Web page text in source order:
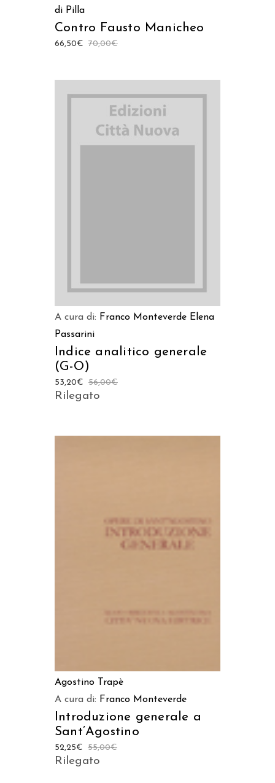
di Pilla
Contro Fausto Manicheo
70,00€
66,50€
A cura di: Franco Monteverde Elena
Passarini
Indice analitico generale
(G-O)
56,00€
53,20€
Rilegato
Agostino Trapè
A cura di: Franco Monteverde
Introduzione generale a
Sant’Agostino
55,00€
52,25€
Rilegato